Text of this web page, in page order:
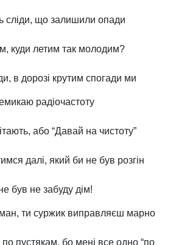
сліди, що залишили опади
куди летим так молодим?
в дорозі крутим спогади ми
радіочастоту
або “Давай на чистоту”
далі, який би не був розгін
був не забуду дім!
ти суржик виправляєш марно
пустякам, бо мені все одно “по